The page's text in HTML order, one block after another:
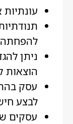
ניתן
הוצאות
עסק
לבצע